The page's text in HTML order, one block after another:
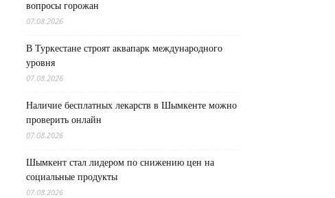
вопросы горожан
07.08.2026
В Туркестане строят аквапарк международного
уровня
07.08.2026
Наличие бесплатных лекарств в Шымкенте можно
проверить онлайн
07.08.2026
Шымкент стал лидером по снижению цен на
социальные продукты
07.08.2026